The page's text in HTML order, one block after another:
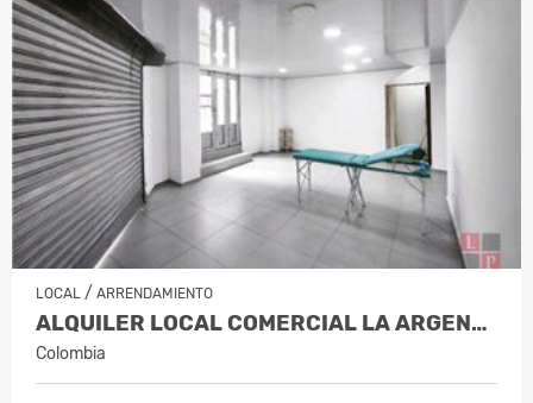
LOCAL / ARRENDAMIENTO
ALQUILER LOCAL COMERCIAL LA ARGENTINA…
Colombia